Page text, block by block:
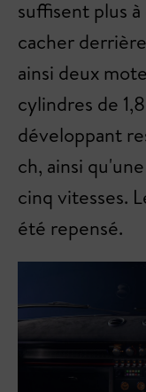
suffisent plus
cacher
ainsi deux
cylindres de
développant
ch, ainsi
cinq vitesses.
été repensé.